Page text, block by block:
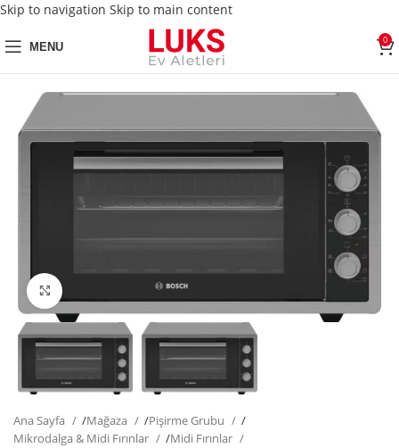
Skip to navigation Skip to main content
MENU 0
Ana Sayfa /Mağaza /Pişirme Grubu
/
Mikrodalga & Midi Fırınlar
/Midi Fırınlar